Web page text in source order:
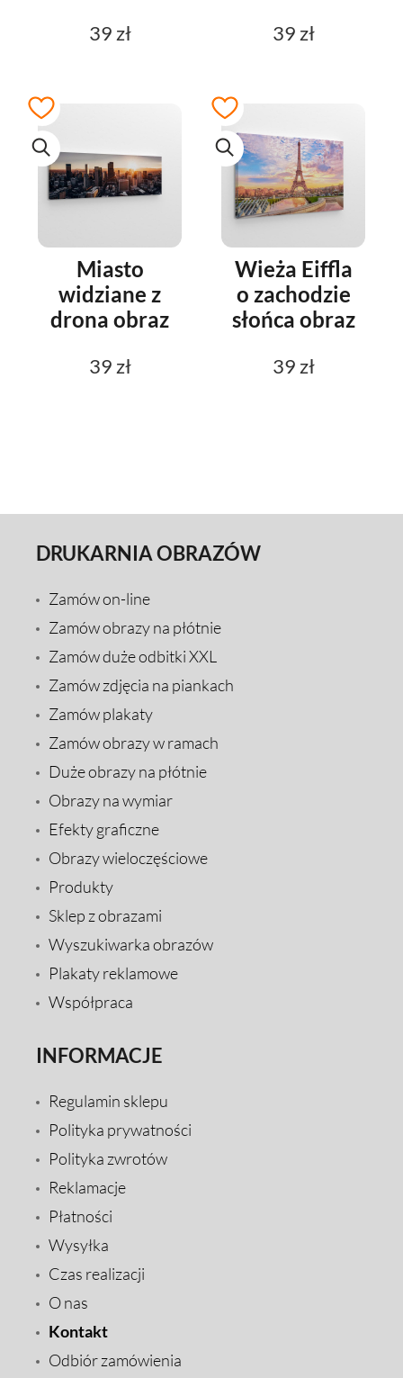
39 zł 39 zł
Miasto
widziane z
drona obraz
39 zł
Wieża Eiffla
o zachodzie
słońca obraz
39 zł
DRUKARNIA OBRAZÓW
Zamów on-line
Zamów obrazy na płótnie
Zamów duże odbitki XXL
Zamów zdjęcia na piankach
Zamów plakaty
Zamów obrazy w ramach
Duże obrazy na płótnie
Obrazy na wymiar
Efekty graficzne
Obrazy wieloczęściowe
Produkty
Sklep z obrazami
Wyszukiwarka obrazów
Plakaty reklamowe
Współpraca
INFORMACJE
Regulamin sklepu
Polityka prywatności
Polityka zwrotów
Reklamacje
Płatności
Wysyłka
Czas realizacji
O nas
Kontakt
Odbiór zamówienia